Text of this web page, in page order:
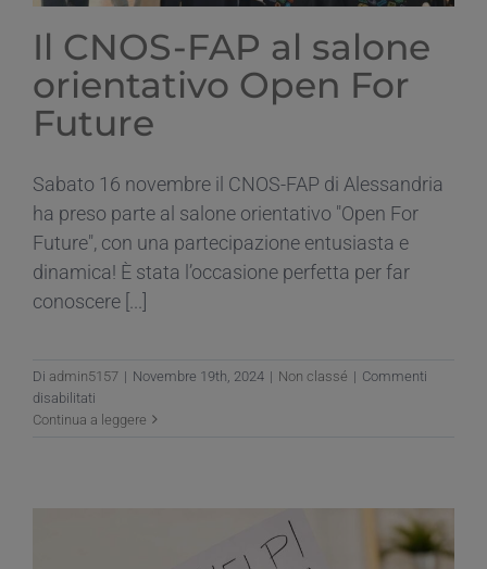
Il CNOS-FAP al salone
orientativo Open For
Future
Sabato 16 novembre il CNOS-FAP di Alessandria
ha preso parte al salone orientativo "Open For
Future", con una partecipazione entusiasta e
dinamica! È stata l’occasione perfetta per far
conoscere [...]
Di admin5157 | Novembre 19th, 2024 | Non classé | Commenti
disabilitati
Il
Continua a leggere